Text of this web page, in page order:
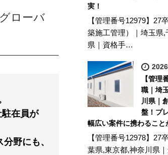
ローバ
在員が
野にも、
実！
【管理番号12979】27
築施工管理）｜埼玉県,
県｜資格手…
【管理
職｜埼
川県｜
盤！プ
幅広い案件に携わること
【管理番号12978】27
葉県,東京都,神奈川県